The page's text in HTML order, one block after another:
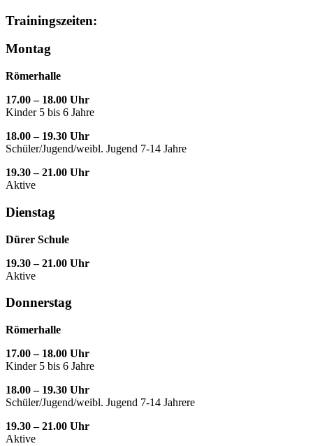
Trainingszeiten:
Montag
Römerhalle
17.00 – 18.00 Uhr
Kinder 5 bis 6 Jahre
18.00 – 19.30 Uhr
Schüler/Jugend/weibl. Jugend 7-14 Jahre
19.30 – 21.00 Uhr
Aktive
Dienstag
Dürer Schule
19.30 – 21.00 Uhr
Aktive
Donnerstag
Römerhalle
17.00 – 18.00 Uhr
Kinder 5 bis 6 Jahre
18.00 – 19.30 Uhr
Schüler/Jugend/weibl. Jugend 7-14 Jahrere
19.30 – 21.00 Uhr
Aktive